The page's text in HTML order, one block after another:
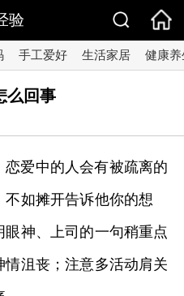
验
手工爱好 生活家居 健康养
么回事
爱中的人会有被疏离的
如摊开告诉他你的想
神、上司的一句稍重点
沮丧；注意多活动肩关